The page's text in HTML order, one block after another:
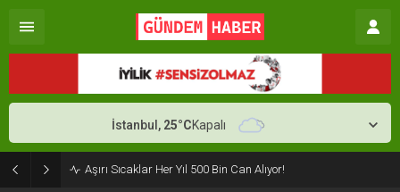
Aşırı Sıcaklar Her Yıl 500 Bin Can Alıyor!
İstanbul, 25°CKapalı